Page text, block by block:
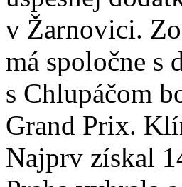
v Žarnovici.
má spoločne s
s Chlupáčom
Grand Prix.
Najprv získal